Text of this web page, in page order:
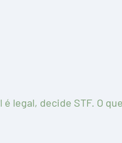
legal, decide STF. O